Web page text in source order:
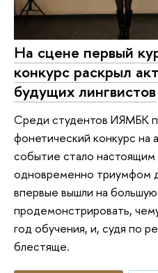
На сцене первый
конкурс раскрыл
будущих лингвистов
Среди студентов ИЯМБК
фонетический конкурс на
событие стало
одновременно триумфом
впервые вышли на
продемонстрировать,
год обучения, и, судя по
блестяще.